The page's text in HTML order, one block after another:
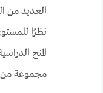
العديد من
نظرًا
المنح
مجموعة من